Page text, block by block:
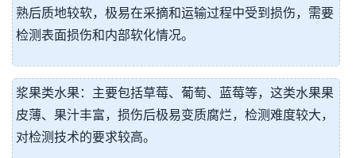
熟后质地较软，极易在采摘和运输过程中受到损伤，需要
检测表面损伤和内部软化情况。
浆果类水果：主要包括草莓、葡萄、蓝莓等，这类水果果
皮薄、果汁丰富，损伤后极易变质腐烂，检测难度较大，
对检测技术的要求较高。